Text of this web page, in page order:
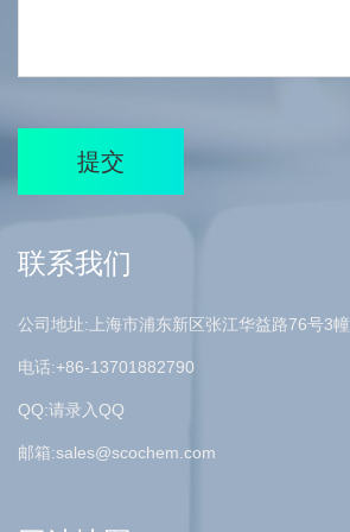
提交
联系我们
公司地址:上海市浦东新区张江华益路76号3幢
电话:+86-13701882790
QQ:请录入QQ
邮箱:sales@scochem.com